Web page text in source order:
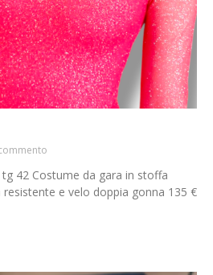
42 Costume da gara in stoffa
e velo doppia gonna 135 €